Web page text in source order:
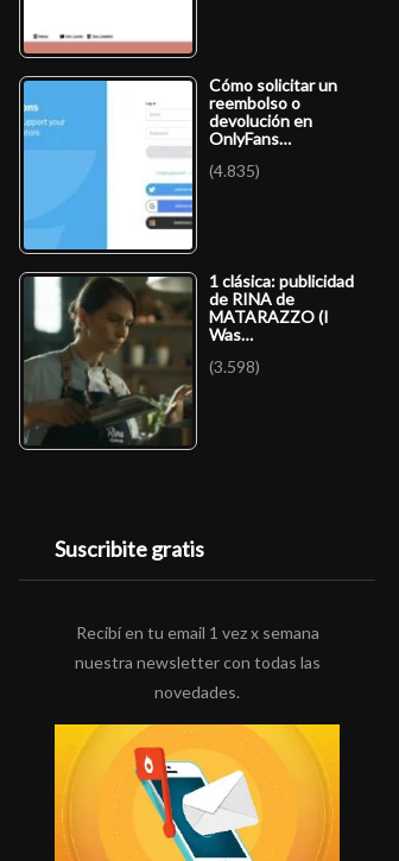
Cómo solicitar un
reembolso o
devolución en
OnlyFans…
(4.835)
1 clásica: publicidad
de RINA de
MATARAZZO (I
Was…
(3.598)
Suscribite gratis
Recibí en tu email 1 vez x semana
nuestra newsletter con todas las
novedades.